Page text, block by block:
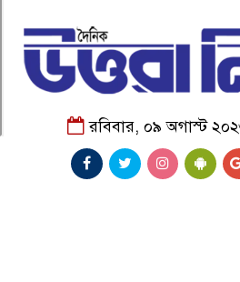
রবিবার, ০৯ অগাস্ট